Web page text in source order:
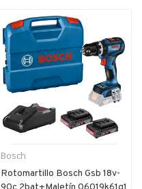
Bosch
Rotomartillo Bosch Gsb 18v-